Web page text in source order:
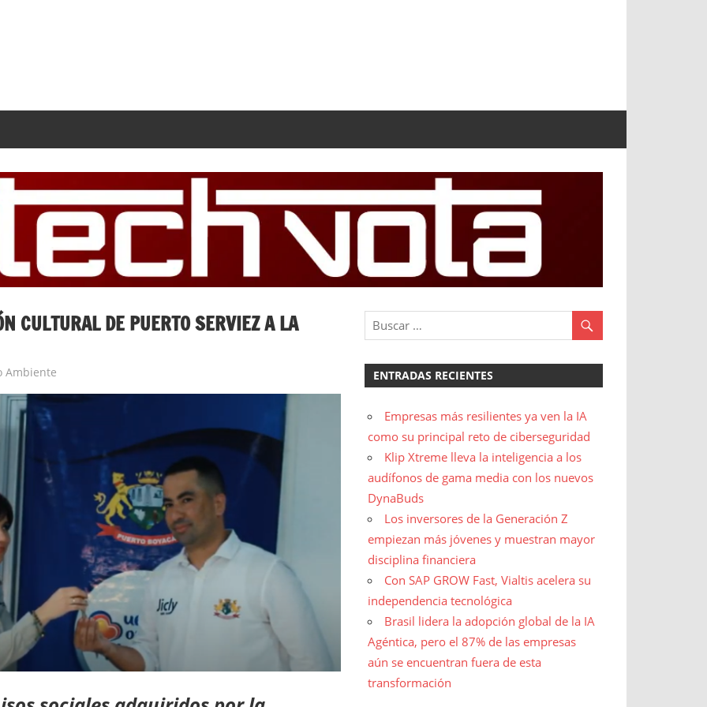
CULTURAL DE PUERTO SERVIEZ A LA
Ambiente ENTRADAS RECIENTES
Empresas más resilientes ya ven la IA
como su principal reto de ciberseguridad
Klip Xtreme lleva la inteligencia a los
audífonos de gama media con los nuevos
DynaBuds
Los inversores de la Generación Z
empiezan más jóvenes y muestran mayor
disciplina financiera
Con SAP GROW Fast, Vialtis acelera su
independencia tecnológica
Brasil lidera la adopción global de la IA
Agéntica, pero el 87% de las empresas
aún se encuentran fuera de esta
transformación